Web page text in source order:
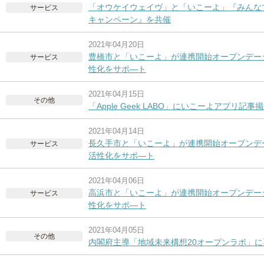
サービス
「オウケイウェイヴ」と「いこーよ」『みん
キャンペーン』を共催
サービス
2021年04月20日
豊橋市と「いこーよ」が連携開始オープンデ
性化をサポ―ト
その他
2021年04月15日
「Apple Geek LABO」にいこーよアプリ記事
サービス
2021年04月14日
長久手市と「いこーよ」が連携開始オープン
活性化をサポ―ト
サービス
2021年04月06日
高浜市と「いこーよ」が連携開始オープンデ
性化をサポ―ト
その他
2021年04月05日
内閣府主導「地域未来構想20オープンラボ」